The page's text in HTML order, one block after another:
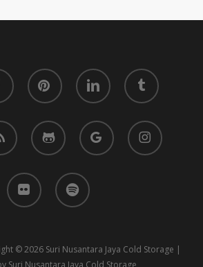
pinterest linkedin tumblr
github
google-
plus
instagram
flickr spotify
© 2026 Suri Nusantara Jaya Cold Storage |
Suri Nusantara Jaya Cold Storage